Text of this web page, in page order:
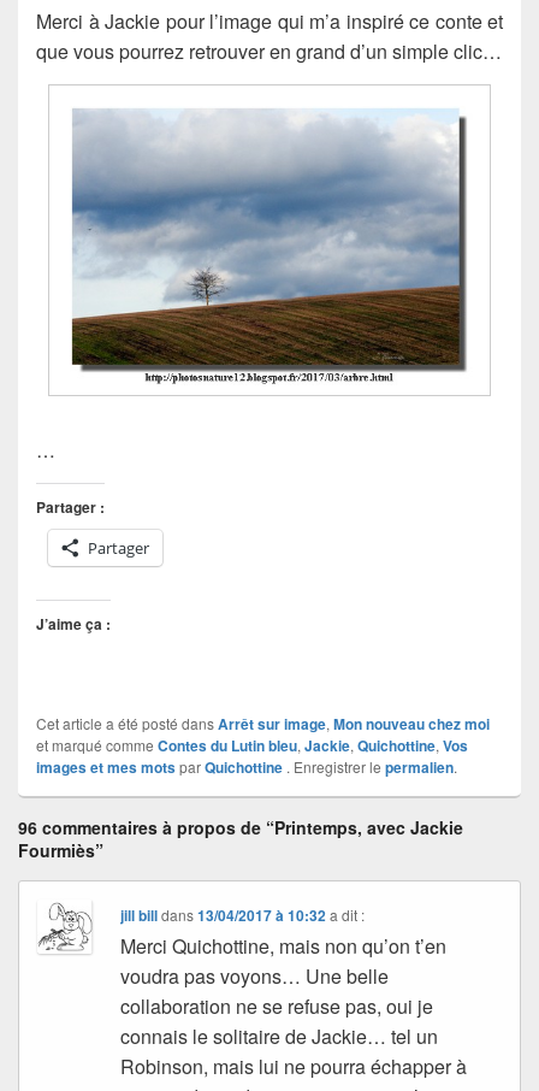
Merci à Jackie pour l’image qui m’a inspiré ce conte et
que vous pourrez retrouver en grand d’un simple clic…
…
Partager :
Partager
J’aime ça :
Cet article a été posté dansArrêt sur image, Mon nouveau chez moi
et marqué comme Contes du Lutin bleu, Jackie, Quichottine, Vos
images et mes motsparQuichottine . Enregistrer le permalien.
96 commentaires à propos de “Printemps, avec Jackie
Fourmiès”
jill billdans13/04/2017 à 10:32 a dit :
Merci Quichottine, mais non qu’on t’en
voudra pas voyons… Une belle
collaboration ne se refuse pas, oui je
connais le solitaire de Jackie… tel un
Robinson, mais lui ne pourra échapper à